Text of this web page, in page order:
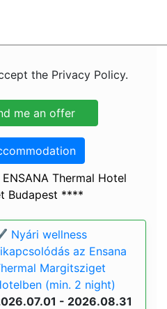
the Privacy Policy.
Thermal Hotel
Budapest ****
Nyári wellness
az Ensana
Margitsziget
(min. 2 night)
- 2026.08.31